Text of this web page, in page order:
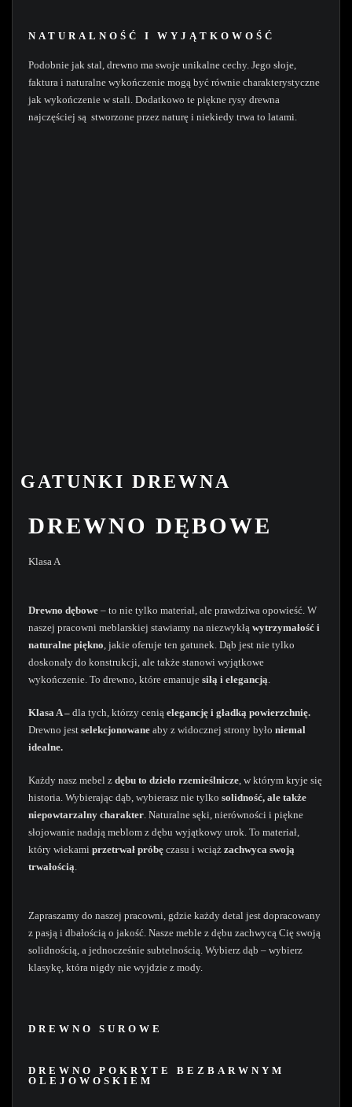
NATURALNOŚĆ I WYJĄTKOWOŚĆ
Podobnie jak stal, drewno ma swoje unikalne cechy. Jego słoje,
faktura i naturalne wykończenie mogą być równie charakterystyczne
jak wykończenie w stali. Dodatkowo te piękne rysy drewna
najczęściej są stworzone przez naturę i niekiedy trwa to latami.
GATUNKI DREWNA
DREWNO DĘBOWE
Klasa A
Drewno dębowe – to nie tylko materiał, ale prawdziwa opowieść. W
naszej pracowni meblarskiej stawiamy na niezwykłą wytrzymałość i
naturalne piękno, jakie oferuje ten gatunek. Dąb jest nie tylko
doskonały do konstrukcji, ale także stanowi wyjątkowe
wykończenie. To drewno, które emanuje siłą i elegancją.
Klasa A – dla tych, którzy cenią elegancję i gładką powierzchnię.
Drewno jest selekcjonowane aby z widocznej strony było niemal
idealne.
Każdy nasz mebel z dębu to dzieło rzemieślnicze, w którym kryje się
historia. Wybierając dąb, wybierasz nie tylko solidność, ale także
niepowtarzalny charakter. Naturalne sęki, nierówności i piękne
słojowanie nadają meblom z dębu wyjątkowy urok. To materiał,
który wiekami przetrwał próbę czasu i wciąż zachwyca swoją
trwałością.
Zapraszamy do naszej pracowni, gdzie każdy detal jest dopracowany
z pasją i dbałością o jakość. Nasze meble z dębu zachwycą Cię swoją
solidnością, a jednocześnie subtelnością. Wybierz dąb – wybierz
klasykę, która nigdy nie wyjdzie z mody.
DREWNO SUROWE
DREWNO POKRYTE BEZBARWNYM
OLEJOWOSKIEM